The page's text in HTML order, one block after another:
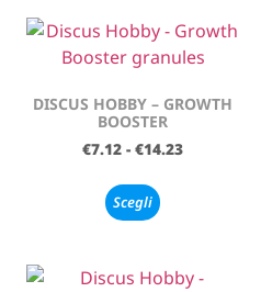
DISCUS HOBBY – GROWTH
BOOSTER
€7.12 - €14.23
Scegli